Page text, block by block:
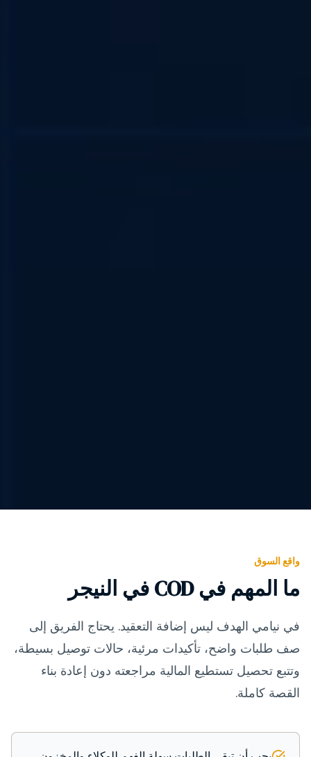
واقع السوق
ما المهم في COD في النيجر
في نيامي الهدف ليس إضافة التعقيد. يحتاج الفريق إلى
صف طلبات واضح، تأكيدات مرئية، حالات توصيل بسيطة،
وتتبع تحصيل تستطيع المالية مراجعته دون إعادة بناء
القصة كاملة.